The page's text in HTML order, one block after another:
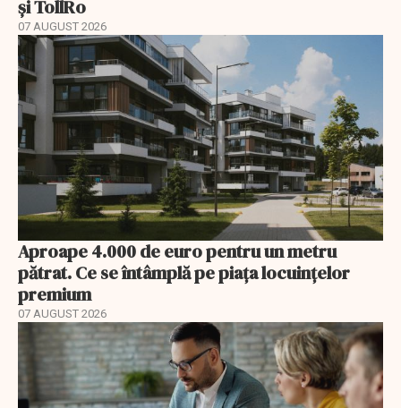
și TollRo
07 AUGUST 2026
Aproape 4.000 de euro pentru un metru
pătrat. Ce se întâmplă pe piața locuințelor
premium
07 AUGUST 2026